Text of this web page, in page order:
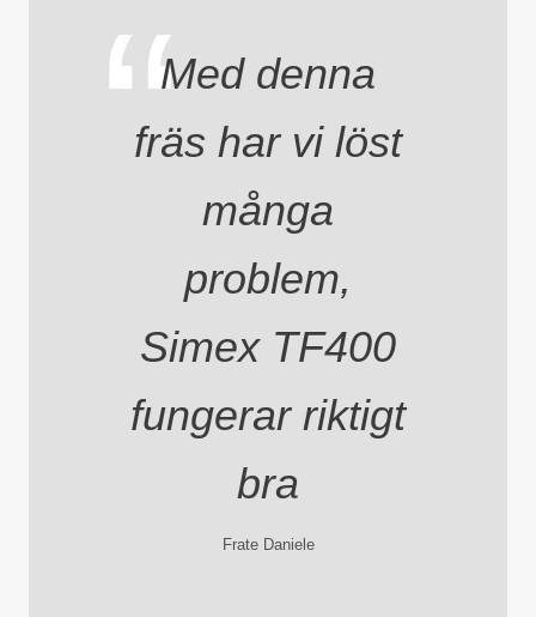
Med denna
fräs har vi löst
många
problem,
Simex TF400
fungerar riktigt
bra
Frate Daniele